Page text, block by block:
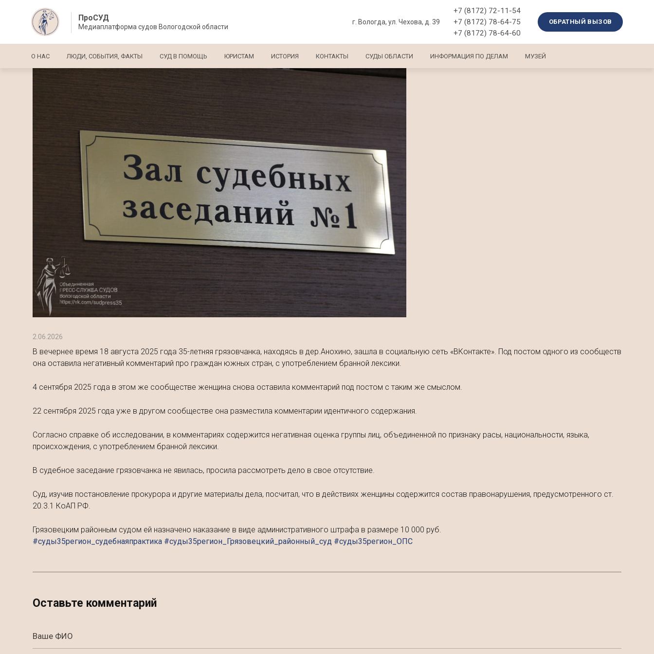
ПроСУД
Медиаплатформа судов Вологодской области
г. Вологда, ул. Чехова, д. 39
+7 (8172) 72-11-54
+7 (8172) 78-64-75
+7 (8172) 78-64-60
ОБРАТНЫЙ ВЫЗОВ
Основная навигация
О НАС ЛЮДИ, СОБЫТИЯ, ФАКТЫ СУД В ПОМОЩЬ ЮРИСТАМ ИСТОРИЯ КОНТАКТЫ СУДЫ ОБЛАСТИ ИНФОРМАЦИЯ ПО ДЕЛАМ МУЗЕЙ
2.06.2026
В вечернее время 18 августа 2025 года 35-летняя грязовчанка, находясь в дер.Анохино, зашла в социальную сеть «ВКонтакте». Под постом одного из сообществ
она оставила негативный комментарий про граждан южных стран, с употреблением бранной лексики.
4 сентября 2025 года в этом же сообществе женщина снова оставила комментарий под постом с таким же смыслом.
22 сентября 2025 года уже в другом сообществе она разместила комментарии идентичного содержания.
Согласно справке об исследовании, в комментариях содержится негативная оценка группы лиц, объединенной по признаку расы, национальности, языка,
происхождения, с употреблением бранной лексики.
В судебное заседание грязовчанка не явилась, просила рассмотреть дело в свое отсутствие.
Суд, изучив постановление прокурора и другие материалы дела, посчитал, что в действиях женщины содержится состав правонарушения, предусмотренного ст.
20.3.1 КоАП РФ.
Грязовецким районным судом ей назначено наказание в виде административного штрафа в размере 10 000 руб.
#суды35регион_судебнаяпрактика #суды35регион_Грязовецкий_районный_суд #суды35регион_ОПС
Оставьте комментарий